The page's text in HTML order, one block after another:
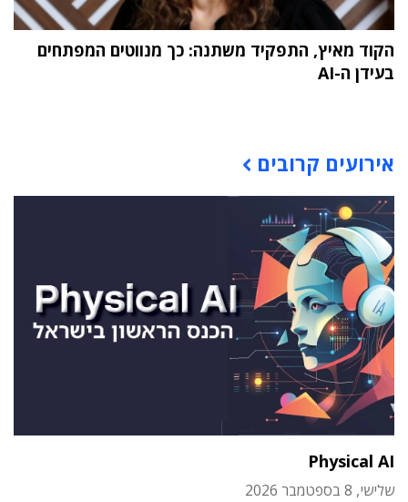
הקוד מאיץ, התפקיד משתנה: כך מנווטים המפתחים
בעידן ה-AI
אירועים קרובים
Physical AI
שלישי, 8 בספטמבר 2026